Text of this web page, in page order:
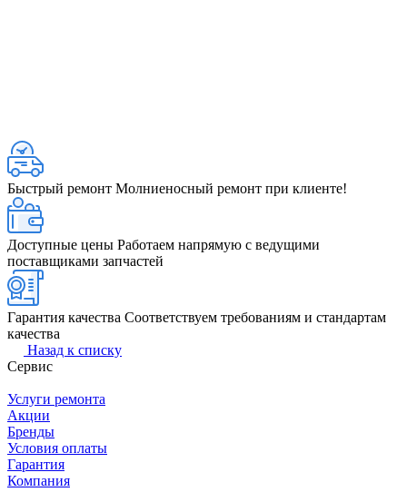
Быстрый ремонт Молниеносный ремонт при клиенте!
Доступные цены Работаем напрямую с ведущими
поставщиками запчастей
Гарантия качества Соответствуем требованиям и стандартам
качества
Назад к списку
Сервис
Услуги ремонта
Акции
Бренды
Условия оплаты
Гарантия
Компания